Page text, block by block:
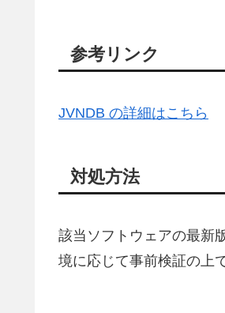
参考リンク
JVNDB の詳細はこちら
対処方法
該当ソフトウェアの最新
境に応じて事前検証の上